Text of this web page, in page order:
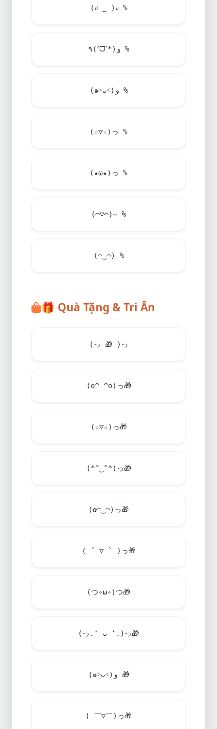
(ง ‿ )ง %
٩(ˊᗜˋ*)و %
(๑˃ᴗ˂)ﻭ %
(☆▽☆)っ %
(★ω★)っ %
(⌒▽⌒)☆ %
(⌒‿⌒) %
🎁 Quà Tặng & Tri Ân
(っ 🎁 )っ
(o^ ^o)っ🎁
(☆▽☆)っ🎁
(*^‿^*)っ🎁
(✿◠‿◠)っ🎁
( ´ ▽ ` )っ🎁
(つ✧ω✧)つ🎁
(っ.❛ ᴗ ❛.)っ🎁
🎁
( ￣▽￣)っ🎁